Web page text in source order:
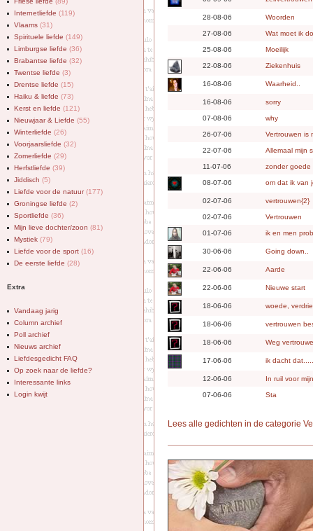
28-08-06 Woorden
27-08-06 Wat moet ik
25-08-06 Moeilijk
22-08-06 Ziekenhuis
16-08-06 Waarheid..
16-08-06 sorry
07-08-06 why
26-07-06 Vertrouwen is
22-07-06 Allemaal mijn
11-07-06 zonder goede
08-07-06 om dat ik van
02-07-06 vertrouwen{2}
02-07-06 Vertrouwen
01-07-06 ik en men
30-06-06 Going down..
22-06-06 Aarde
22-06-06 Nieuwe start
18-06-06 woede,
18-06-06 vertrouwen
18-06-06 Weg
17-06-06 ik dacht
12-06-06 In ruil voor
07-06-06 Sta
Lees alle gedichten in de categorie
Internetliefde (119)
Vlaams (31)
Spirituele liefde (149)
Limburgse liefde (36)
Brabantse liefde (32)
Twentse liefde (3)
Drentse liefde (15)
Haiku & liefde (73)
Kerst en liefde (121)
Nieuwjaar & Liefde (55)
Winterliefde (26)
Voorjaarsliefde (32)
Zomerliefde (29)
Herfstliefde (39)
Jiddisch (5)
Liefde voor de natuur(177)
Groningse liefde (2)
Sportliefde (36)
Mijn lieve dochter/zoon (81)
Mystiek (79)
Liefde voor de sport (16)
De eerste liefde (28)
Extra
Vandaag jarig
Column archief
Poll archief
Nieuws archief
Liefdesgedicht FAQ
Op zoek naar de liefde?
Interessante links
Login kwijt